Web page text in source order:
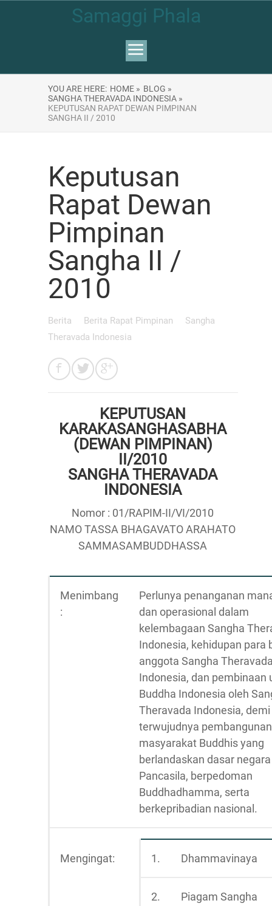
Samaggi Phala
YOU ARE HERE: HOME » BLOG »
SANGHA THERAVADA INDONESIA »
KEPUTUSAN RAPAT DEWAN PIMPINAN
SANGHA II / 2010
Keputusan
Rapat Dewan
Pimpinan
Sangha II /
2010
Berita Berita Rapat Pimpinan
Sangha
Theravada Indonesia
KEPUTUSAN
KARAKASANGHASABHA
(DEWAN PIMPINAN)
II/2010
SANGHA THERAVADA
INDONESIA
Nomor : 01/RAPIM-II/VI/2010
NAMO TASSA BHAGAVATO ARAHATO
SAMMASAMBUDDHASSA
Menimbang
:
Perlunya penanganan
dan operasional dalam
kelembagaan Sangha
Indonesia, kehidupan para
anggota Sangha
Indonesia, dan pembinaan
Buddha Indonesia oleh
Theravada Indonesia, demi
terwujudnya pembangunan
masyarakat Buddhis yang
berlandaskan dasar negara
Pancasila, berpedoman
Buddhadhamma, serta
berkepribadian nasional.
Mengingat: 1. Dhammavinaya
2.
Piagam Sangha